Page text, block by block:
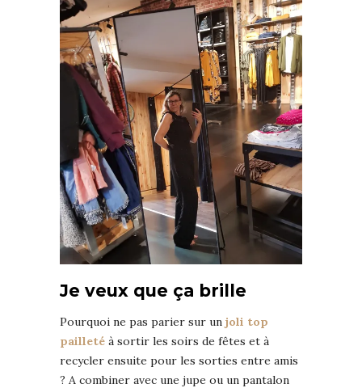
Je veux que ça brille
Pourquoi ne pas parier sur un joli top
pailleté à sortir les soirs de fêtes et à
recycler ensuite pour les sorties entre amis
? A combiner avec une jupe ou un pantalon